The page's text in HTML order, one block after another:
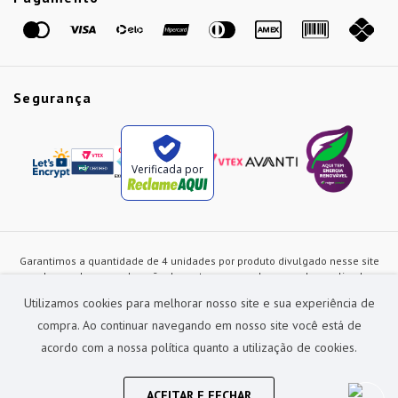
Utilizamos cookies para melhorar nosso site e sua experiência de
compra. Ao continuar navegando em nosso site você está de
acordo com a nossa política quanto a utilização de cookies.
Segurança
Verificada por
Garantimos a quantidade de 4 unidades por produto divulgado nesse site
ou de acordo com a duração dos estoques, sendo as vendas realizadas
alterados a qualquer instante sem prévia comunicação e são exclusivos
para a loja virtual, não restando nenhuma obrigação de prática similar nas
lojas físicas da rede Preçolandia. Todas as imagens dos produtos são
meramente ilustrativas.
Preçolandia Comercial Ltda CNPJ: 62.270.186/0011-28
sac@precolandia.com.br - (11) 5445-1010